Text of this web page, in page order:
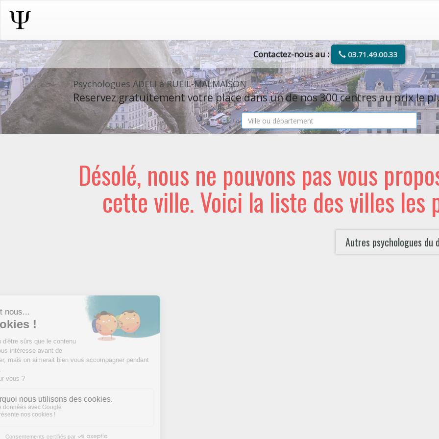
Contactez-nous au : 03.71.49.00.33
Psychologues ADELI à RUEIL-MALMAISON
Reservez gratuitement votre place dans un de nos 300 centres au prix le
Désolé, nous ne pouvons pas vous
cette ville. Voici la liste des villes les
Autres psychologues du